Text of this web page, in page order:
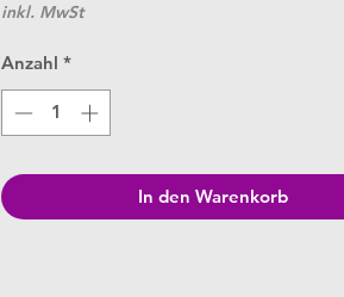
inkl. MwSt
Anzahl *
In den Warenkorb